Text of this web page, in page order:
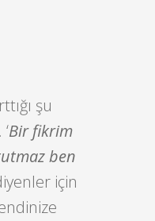
şu
Bir fikrim
ben
için